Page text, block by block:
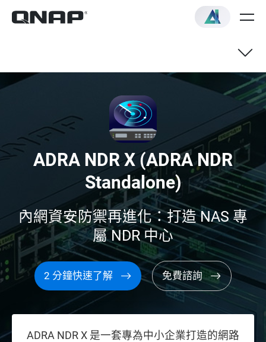
產品優勢
核心功能
快速開始
ADRA NDR X (ADRA NDR
Standalone)
內網資安防禦再進化：打造 NAS 專
屬 NDR 中心
ADRA NDR X 是一套專為中小企業打造的網路
2 分鐘快速了解 免費諮詢